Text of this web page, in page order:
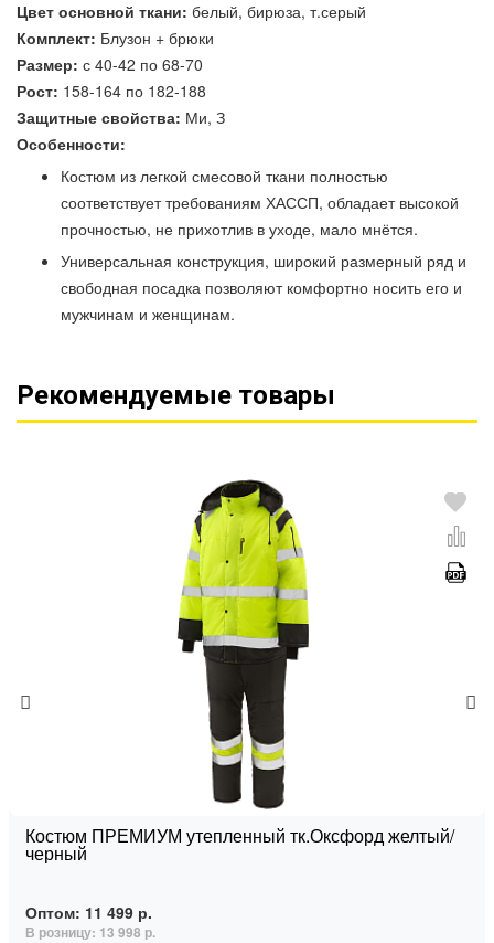
Цвет основной ткани: белый, бирюза, т.серый
Комплект: Блузон + брюки
Размер: с 40-42 по 68-70
Рост: 158-164 по 182-188
Защитные свойства: Ми, З
Особенности:
Костюм из легкой смесовой ткани полностью
соответствует требованиям ХАССП, обладает высокой
прочностью, не прихотлив в уходе, мало мнётся.
Универсальная конструкция, широкий размерный ряд и
свободная посадка позволяют комфортно носить его и
мужчинам и женщинам.
Рекомендуемые товары
Костюм ПРЕМИУМ утепленный тк.Оксфорд желтый/
черный
Оптом: 11 499 р.
В розницу: 13 998 р.